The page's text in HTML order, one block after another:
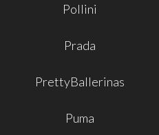
Pollini
Prada
PrettyBallerinas
Puma